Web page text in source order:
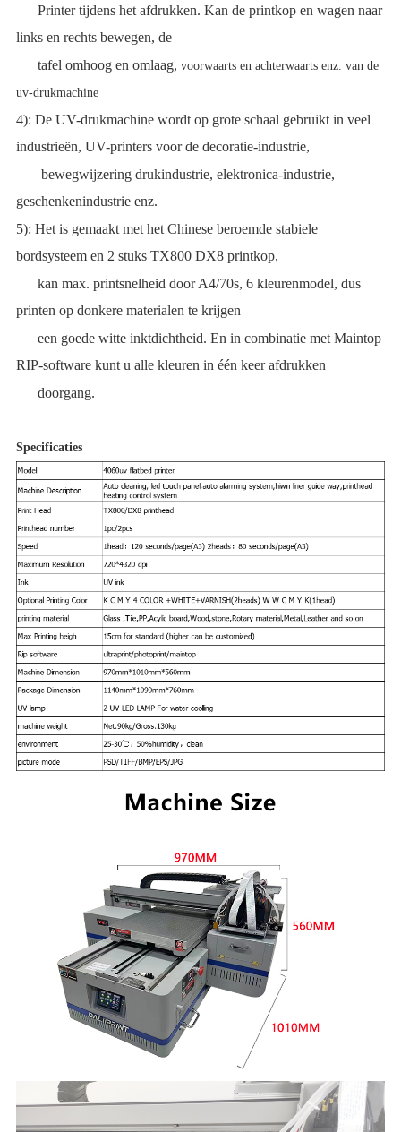
Printer tijdens het afdrukken. Kan de printkop en wagen naar
links en rechts bewegen, de
tafel omhoog en omlaag, voorwaarts en achterwaarts enz. van de
uv-drukmachine
4): De UV-drukmachine wordt op grote schaal gebruikt in veel
industrieën, UV-printers voor de decoratie-industrie,
bewegwijzering drukindustrie, elektronica-industrie,
geschenkenindustrie enz.
5): Het is gemaakt met het Chinese beroemde stabiele
bordsysteem en 2 stuks TX800 DX8 printkop,
kan max. printsnelheid door A4/70s, 6 kleurenmodel, dus
printen op donkere materialen te krijgen
een goede witte inktdichtheid. En in combinatie met Maintop
RIP-software kunt u alle kleuren in één keer afdrukken
doorgang.
Specificaties